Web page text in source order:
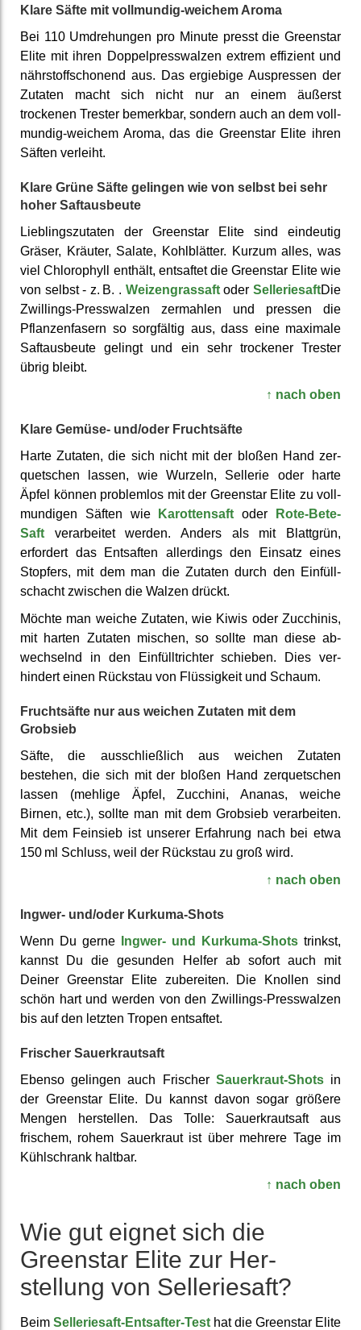
Klare Säfte mit voll­mundig-weichem Aroma
Bei 110 Um­drehungen pro Minute presst die Greenstar
Elite mit ihren Doppel­press­walzen extrem effizient und
nähr­stoff­schonend aus. Das ergiebige Aus­pressen der
Zutaten macht sich nicht nur an einem äußerst
trockenen Trester bemerkbar, sondern auch an dem voll­
mundig-weichem Aroma, das die Greenstar Elite ihren
Säften verleiht.
Klare Grüne Säfte gelingen wie von selbst bei sehr
hoher Saft­ausbeute
Lieblingszutaten der Greenstar Elite sind eindeutig
Gräser, Kräuter, Salate, Kohl­blätter. Kurzum alles, was
viel Chloro­phyll enthält, entsaftet die Greenstar Elite wie
von selbst - z. B. . WeizengrassaftoderSelleriesaftDie
Zwillings-Press­walzen zermahlen und pressen die
Pflanzen­fasern so sorg­fältig aus, dass eine maximale
Saft­ausbeute gelingt und ein sehr trockener Trester
übrig bleibt.
↑ nach oben
Klare Gemüse- und/oder Frucht­säfte
Harte Zutaten, die sich nicht mit der bloßen Hand zer­
quetschen lassen, wie Wurzeln, Sellerie oder harte
Äpfel können problem­los mit der Greenstar Elite zu voll­
mundigen Säften wie
Karotten­saft oder
Rote-Bete-
Saft ver­arbeitet werden. Anders als mit Blattgrün,
erfordert das Entsaften aller­dings den Einsatz eines
Stopfers, mit dem man die Zutaten durch den Einfüll­
schacht zwischen die Walzen drückt.
Möchte man weiche Zutaten, wie Kiwis oder Zucchinis,
mit harten Zutaten mischen, so sollte man diese ab­
wechselnd in den Einfüll­trichter schieben. Dies ver­
hindert einen Rückstau von Flüssig­keit und Schaum.
Fruchtsäfte nur aus weichen Zutaten mit dem
Grobsieb
Säfte, die ausschließlich aus weichen Zutaten
bestehen, die sich mit der bloßen Hand zer­quetschen
lassen (mehlige Äpfel, Zucchini, Ananas, weiche
Birnen, etc.), sollte man mit dem Grobsieb ver­arbeiten.
Mit dem Feinsieb ist unserer Er­fahrung nach bei etwa
150 ml Schluss, weil der Rückstau zu groß wird.
↑ nach oben
Ingwer- und/oder Kurkuma-Shots
Wenn Du gerne
Ingwer- und Kurkuma-Shots trinkst,
kannst Du die gesunden Helfer ab sofort auch mit
Deiner Greenstar Elite zu­bereiten. Die Knollen sind
schön hart und werden von den Zwillings-Press­walzen
bis auf den letzten Tropen entsaftet.
Frischer Sauer­kraut­saft
Ebenso gelingen auch Frischer Sauerkraut-Shotsin
der Greenstar Elite. Du kannst davon sogar größere
Mengen her­stellen. Das Tolle: Sauer­kraut­saft aus
frischem, rohem Sauer­kraut ist über mehrere Tage im
Kühl­schrank haltbar.
↑ nach oben
Wie gut eignet sich die
Greenstar Elite zur Her­
stellung von Sellerie­saft?
Beim Sellerie­saft-Entsafter-Test hat die Greenstar Elite